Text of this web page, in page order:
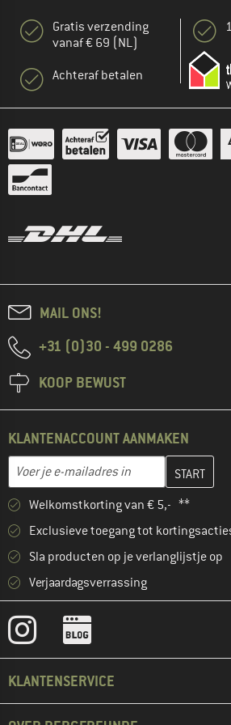
Gratis verzending
vanaf € 69 (NL)
Achteraf betalen
MAIL ONS!
+31 (0)30 - 499 0286
KOOP BEWUST
KLANTENACCOUNT AANMAKEN
E-mailadres
Vul je e-mailadres hier in en maak in de
Welkomstkorting van € 5,- **
Exclusieve toegang tot
Sla producten op je verlanglijstje op
Verjaardagsverrassing
KLANTENSERVICE